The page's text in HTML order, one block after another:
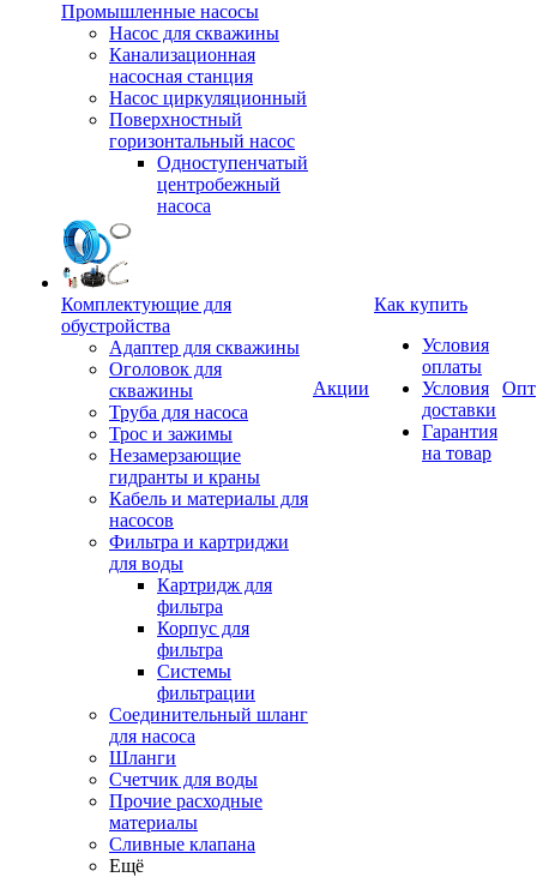
Промышленные насосы
Насос для скважины
Канализационная
насосная станция
Насос циркуляционный
Поверхностный
горизонтальный насос
Одноступенчатый
центробежный
насоса
Комплектующие для
обустройства
Адаптер для скважины
Оголовок для
скважины
Труба для насоса
Трос и зажимы
Незамерзающие
гидранты и краны
Кабель и материалы для
насосов
Фильтра и картриджи
для воды
Картридж для
фильтра
Корпус для
фильтра
Системы
фильтрации
Соединительный шланг
для насоса
Шланги
Счетчик для воды
Прочие расходные
материалы
Сливные клапана
Ещё
Акции
Как купить
Условия
оплаты
Условия
доставки
Гарантия
на товар
Опт